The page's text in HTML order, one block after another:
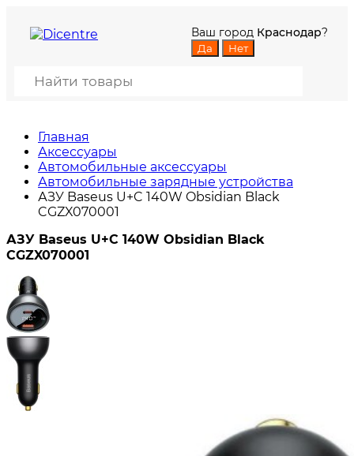
Ваш город Краснодар?
Главная
Аксессуары
Автомобильные аксессуары
Автомобильные зарядные устройства
АЗУ Baseus U+C 140W Obsidian Black
CGZX070001
АЗУ Baseus U+C 140W Obsidian Black
CGZX070001